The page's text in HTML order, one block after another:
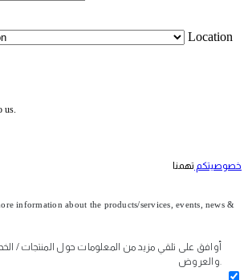
Location
us.
خصوصيتكم تهمنا
information about the products/services, events, news &
أوافق على تلقي مزيد من المعلومات حول المنتجات /
والعروض.